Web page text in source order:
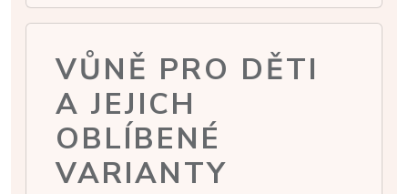
VŮNĚ PRO DĚTI
A JEJICH
OBLÍBENÉ
VARIANTY